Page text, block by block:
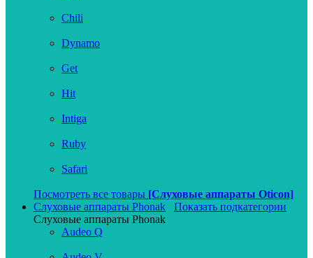
Chili
Dynamo
Get
Hit
Intiga
Ruby
Safari
Посмотреть все товары [Слуховые аппараты Oticon]
Слуховые аппараты Phonak
Показать подкатегории
Слуховые аппараты Phonak
Audeo Q